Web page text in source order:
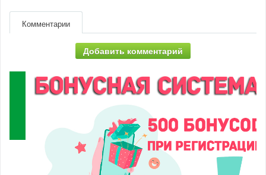
Комментарии
Добавить комментарий